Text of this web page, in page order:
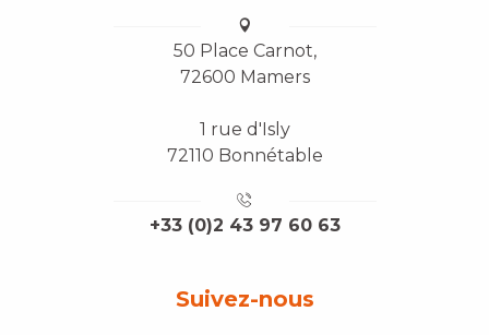
50 Place Carnot,
72600 Mamers
1 rue d'Isly
72110 Bonnétable
+33 (0)2 43 97 60 63
Suivez-nous